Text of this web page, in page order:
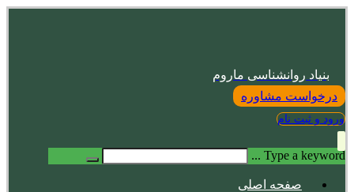
بنیاد روانشناسی ماروم
درخواست مشاوره
ورود و ثبت نام
Type a keyword ...
صفحه اصلی